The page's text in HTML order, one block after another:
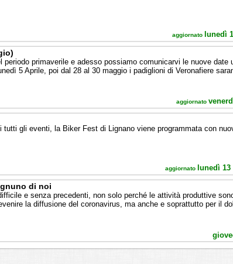
aggiornato lunedì
primaverile e adesso possiamo comunicarvi le nuove date
5 Aprile, poi dal 28 al 30 maggio i padiglioni di Veronafiere
aggiornato
gli eventi, la Biker Fest di Lignano viene programmata con
aggiornato lunedì 13
di noi
e senza precedenti, non solo perché le attività produttive
la diffusione del coronavirus, ma anche e soprattutto per il